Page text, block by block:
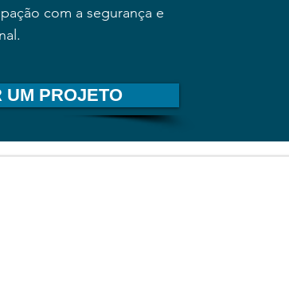
com a segurança e
UM PROJETO